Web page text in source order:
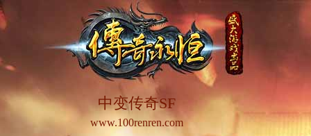
中变传奇SF
www.100renren.com